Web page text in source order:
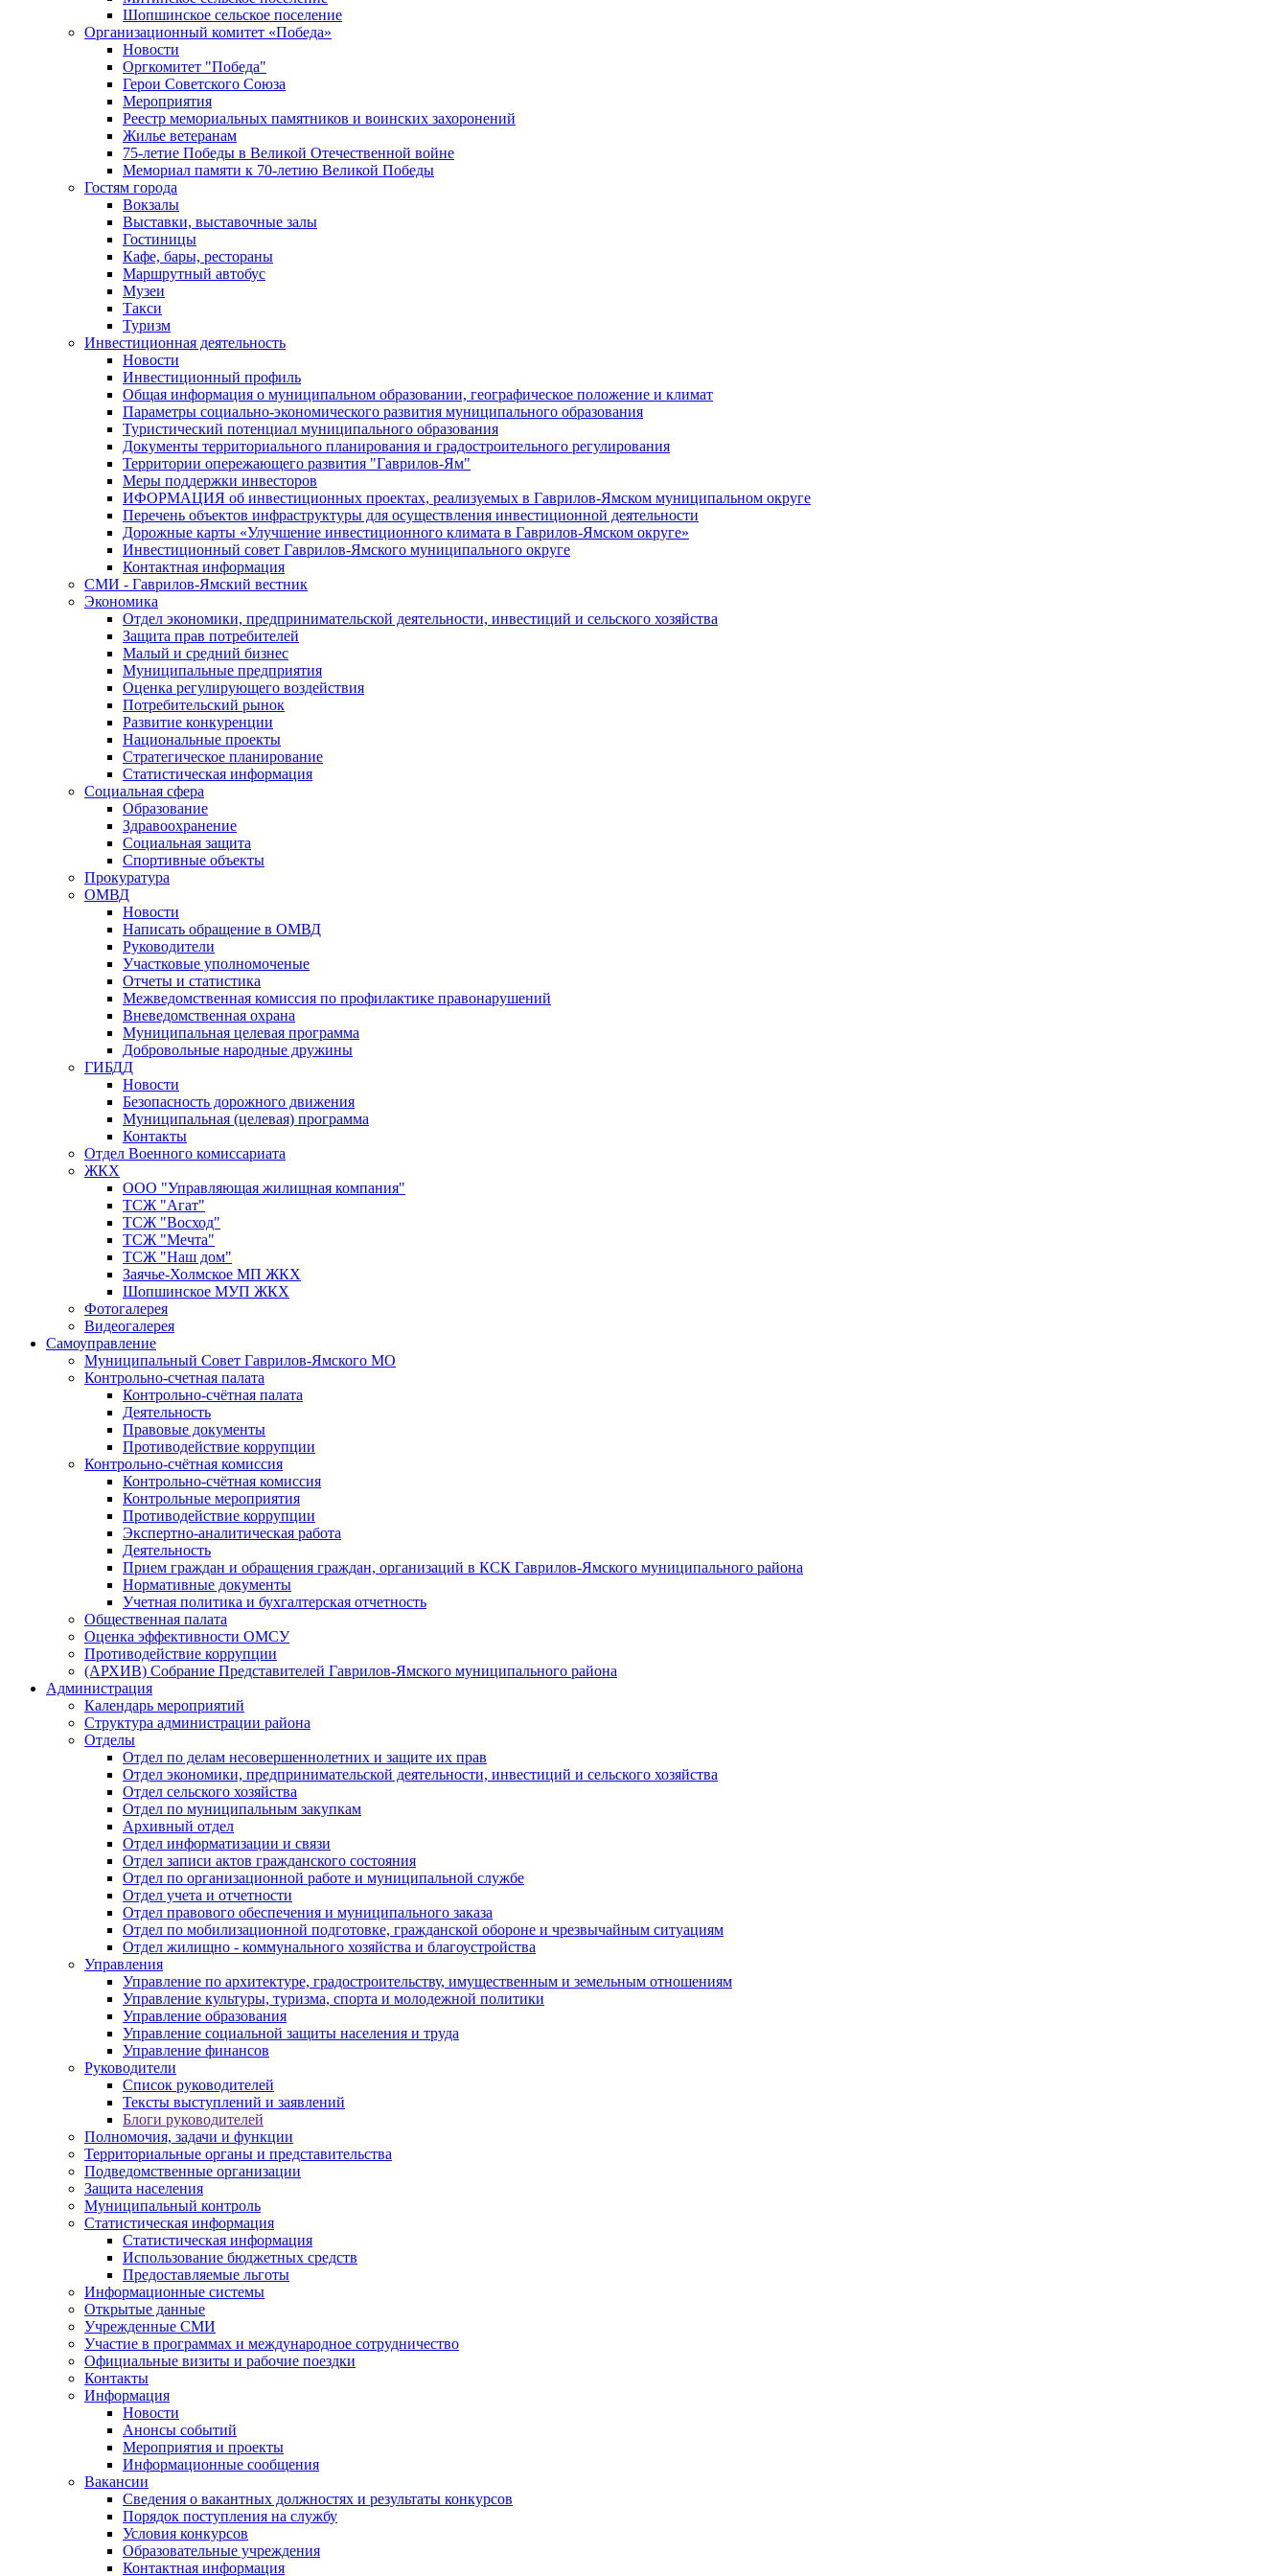
Шопшинское сельское поселение
Организационный комитет «Победа»
Новости
Оргкомитет "Победа"
Герои Советского Союза
Мероприятия
Реестр мемориальных памятников и воинских захоронений
Жилье ветеранам
75-летие Победы в Великой Отечественной войне
Мемориал памяти к 70-летию Великой Победы
Гостям города
Вокзалы
Выставки, выставочные залы
Гостиницы
Кафе, бары, рестораны
Маршрутный автобус
Музеи
Такси
Туризм
Инвестиционная деятельность
Новости
Инвестиционный профиль
Общая информация о муниципальном образовании, географическое положение и климат
Параметры социально-экономического развития муниципального образования
Туристический потенциал муниципального образования
Документы территориального планирования и градостроительного регулирования
Территории опережающего развития "Гаврилов-Ям"
Меры поддержки инвесторов
ИФОРМАЦИЯ об инвестиционных проектах, реализуемых в Гаврилов-Ямском муниципальном округе
Перечень объектов инфраструктуры для осуществления инвестиционной деятельности
Дорожные карты «Улучшение инвестиционного климата в Гаврилов-Ямском округе»
Инвестиционный совет Гаврилов-Ямского муниципального округе
Контактная информация
СМИ - Гаврилов-Ямский вестник
Экономика
Отдел экономики, предпринимательской деятельности, инвестиций и сельского хозяйства
Защита прав потребителей
Малый и средний бизнес
Муниципальные предприятия
Оценка регулирующего воздействия
Потребительский рынок
Развитие конкуренции
Национальные проекты
Стратегическое планирование
Статистическая информация
Социальная сфера
Образование
Здравоохранение
Социальная защита
Спортивные объекты
Прокуратура
ОМВД
Новости
Написать обращение в ОМВД
Руководители
Участковые уполномоченые
Отчеты и статистика
Межведомственная комиссия по профилактике правонарушений
Вневедомственная охрана
Муниципальная целевая программа
Добровольные народные дружины
ГИБДД
Новости
Безопасность дорожного движения
Муниципальная (целевая) программа
Контакты
Отдел Военного комиссариата
ЖКХ
ООО "Управляющая жилищная компания"
ТСЖ "Агат"
ТСЖ "Восход"
ТСЖ "Мечта"
ТСЖ "Наш дом"
Заячье-Холмское МП ЖКХ
Шопшинское МУП ЖКХ
Фотогалерея
Видеогалерея
Самоуправление
Муниципальный Совет Гаврилов-Ямского МО
Контрольно-счетная палата
Контрольно-счётная палата
Деятельность
Правовые документы
Противодействие коррупции
Контрольно-счётная комиссия
Контрольно-счётная комиссия
Контрольные мероприятия
Противодействие коррупции
Экспертно-аналитическая работа
Деятельность
Прием граждан и обращения граждан, организаций в КСК Гаврилов-Ямского муниципального района
Нормативные документы
Учетная политика и бухгалтерская отчетность
Общественная палата
Оценка эффективности ОМСУ
Противодействие коррупции
(АРХИВ) Собрание Представителей Гаврилов-Ямского муниципального района
Администрация
Календарь мероприятий
Структура администрации района
Отделы
Отдел по делам несовершеннолетних и защите их прав
Отдел экономики, предпринимательской деятельности, инвестиций и сельского хозяйства
Отдел сельского хозяйства
Отдел по муниципальным закупкам
Архивный отдел
Отдел информатизации и связи
Отдел записи актов гражданского состояния
Отдел по организационной работе и муниципальной службе
Отдел учета и отчетности
Отдел правового обеспечения и муниципального заказа
Отдел по мобилизационной подготовке, гражданской обороне и чрезвычайным ситуациям
Отдел жилищно - коммунального хозяйства и благоустройства
Управления
Управление по архитектуре, градостроительству, имущественным и земельным отношениям
Управление культуры, туризма, спорта и молодежной политики
Управление образования
Управление социальной защиты населения и труда
Управление финансов
Руководители
Список руководителей
Тексты выступлений и заявлений
Блоги руководителей
Полномочия, задачи и функции
Территориальные органы и представительства
Подведомственные организации
Защита населения
Муниципальный контроль
Статистическая информация
Статистическая информация
Использование бюджетных средств
Предоставляемые льготы
Информационные системы
Открытые данные
Учрежденные СМИ
Участие в программах и международное сотрудничество
Официальные визиты и рабочие поездки
Контакты
Информация
Новости
Анонсы событий
Мероприятия и проекты
Информационные сообщения
Вакансии
Сведения о вакантных должностях и результаты конкурсов
Порядок поступления на службу
Условия конкурсов
Образовательные учреждения
Контактная информация